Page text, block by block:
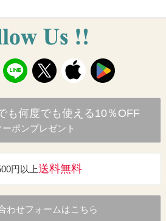
も何度でも使える10％OFF
ーポンプレゼント
円以上送料無料
わせフォームはこちら